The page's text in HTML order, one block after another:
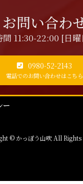
お問い合わ
間 11:30-22:00 [日
0980-52-2143
電話でのお問い合わせはこちら
ー
© かっぽう山吹 All Rights